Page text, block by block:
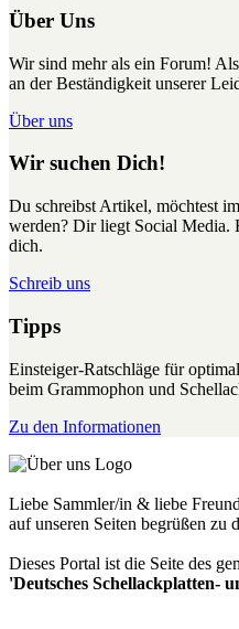
Über Uns
Wir sind mehr als ein Forum!
an der Beständigkeit unserer
Über uns
Wir suchen Dich!
Du schreibst Artikel, möchtest
werden? Dir liegt Social Media.
dich.
Schreib uns
Tipps
Einsteiger-Ratschläge für
beim Grammophon und
Zu den Informationen
Liebe Sammler/in & liebe
auf unseren Seiten begrüßen zu
Dieses Portal ist die Seite des
'Deutsches Schellackplatten-